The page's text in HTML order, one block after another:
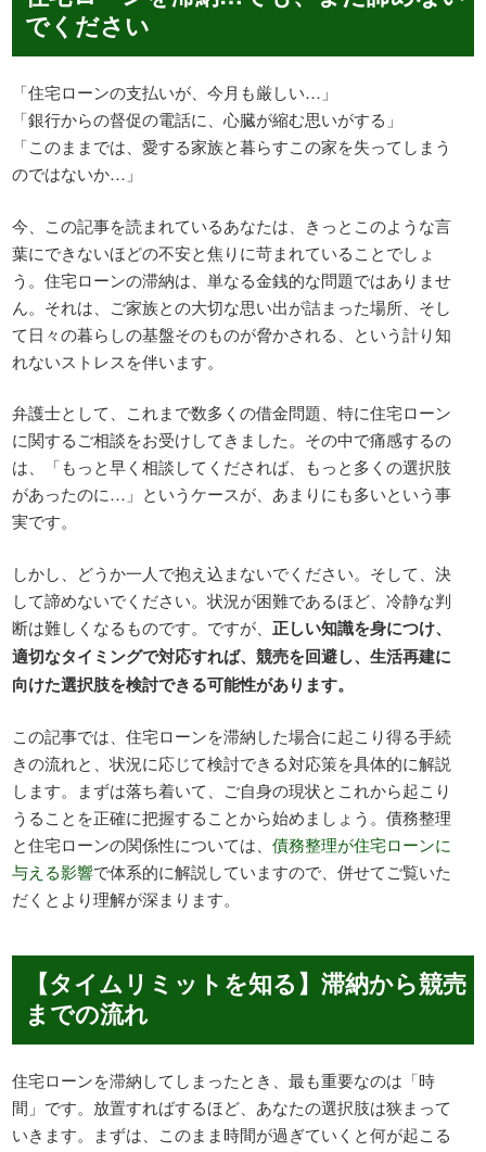
でください
「住宅ローンの支払いが、今月も厳しい…」
「銀行からの督促の電話に、心臓が縮む思いがする」
「このままでは、愛する家族と暮らすこの家を失ってしまう
のではないか…」
今、この記事を読まれているあなたは、きっとこのような言
葉にできないほどの不安と焦りに苛まれていることでしょ
う。住宅ローンの滞納は、単なる金銭的な問題ではありませ
ん。それは、ご家族との大切な思い出が詰まった場所、そし
て日々の暮らしの基盤そのものが脅かされる、という計り知
れないストレスを伴います。
弁護士として、これまで数多くの借金問題、特に住宅ローン
に関するご相談をお受けしてきました。その中で痛感するの
は、「もっと早く相談してくだされば、もっと多くの選択肢
があったのに…」というケースが、あまりにも多いという事
実です。
しかし、どうか一人で抱え込まないでください。そして、決
して諦めないでください。状況が困難であるほど、冷静な判
断は難しくなるものです。ですが、正しい知識を身につけ、
適切なタイミングで対応すれば、競売を回避し、生活再建に
向けた選択肢を検討できる可能性があります。
この記事では、住宅ローンを滞納した場合に起こり得る手続
きの流れと、状況に応じて検討できる対応策を具体的に解説
します。まずは落ち着いて、ご自身の現状とこれから起こり
うることを正確に把握することから始めましょう。債務整理
と住宅ローンの関係性については、債務整理が住宅ローンに
与える影響で体系的に解説していますので、併せてご覧いた
だくとより理解が深まります。
【タイムリミットを知る】滞納から競売
までの流れ
住宅ローンを滞納してしまったとき、最も重要なのは「時
間」です。放置すればするほど、あなたの選択肢は狭まって
いきます。まずは、このまま時間が過ぎていくと何が起こる